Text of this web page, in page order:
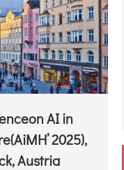
AI in
2025),
Austria